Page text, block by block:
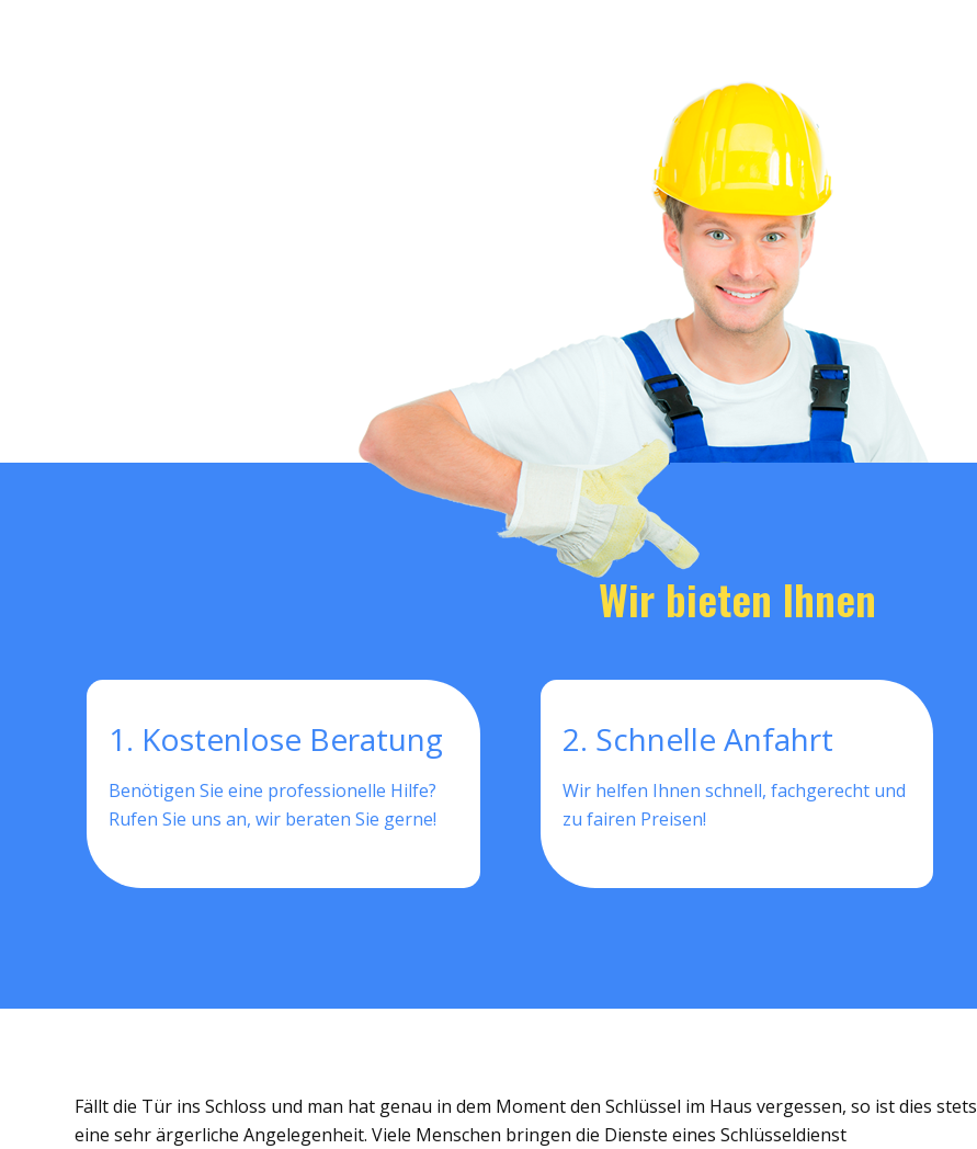
Wir bieten Ihnen
1. Kostenlose Beratung
Benötigen Sie eine professionelle Hilfe?
Rufen Sie uns an, wir beraten Sie gerne!
2. Schnelle Anfahrt
Wir helfen Ihnen schnell, fachgerecht und
zu fairen Preisen!
Fällt die Tür ins Schloss und man hat genau in dem Moment den Schlüssel im Haus vergessen, so ist dies stets
eine sehr ärgerliche Angelegenheit. Viele Menschen bringen die Dienste eines Schlüsseldienst